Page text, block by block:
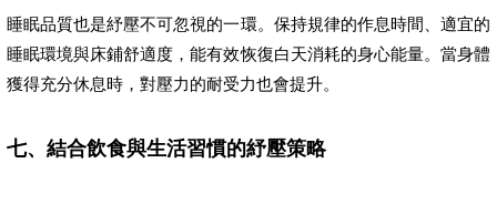
睡眠品質也是紓壓不可忽視的一環。保持規律的作息時間、適宜的
睡眠環境與床鋪舒適度，能有效恢復白天消耗的身心能量。當身體
獲得充分休息時，對壓力的耐受力也會提升。
七、結合飲食與生活習慣的紓壓策略